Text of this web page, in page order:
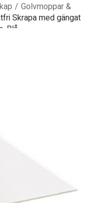
/ Golvmoppar &
Skrapa med gängat
Blå